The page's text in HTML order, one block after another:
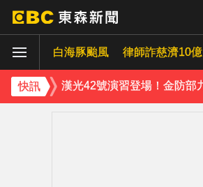
白海豚颱風 律師詐慈濟10億
快訊